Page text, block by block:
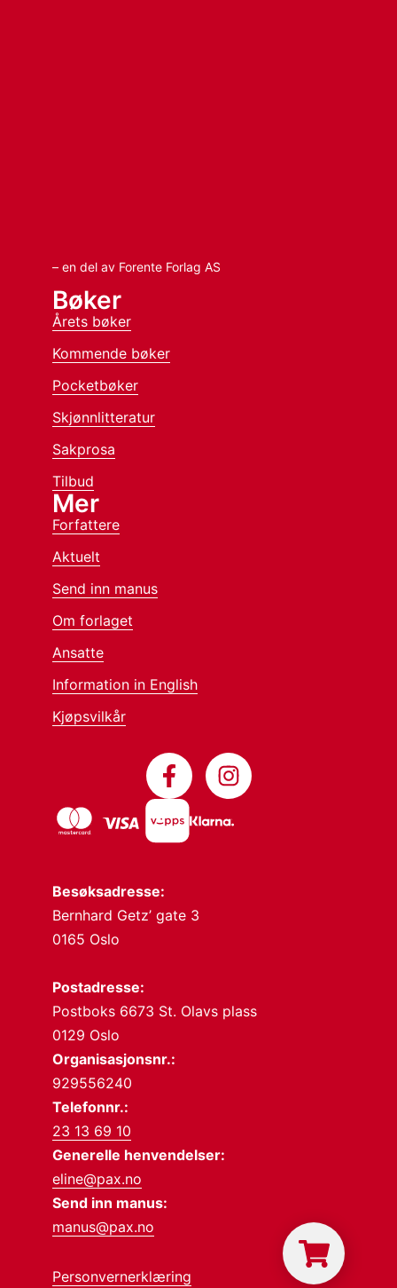
– en del av Forente Forlag AS
Besøksadresse:
Bernhard Getz’ gate 3
0165 Oslo
Postadresse:
Postboks 6673 St. Olavs plass
0129 Oslo
Organisasjonsnr.:
929556240
Telefonnr.:
23 13 69 10
Generelle henvendelser:
eline@pax.no
Send inn manus:
manus@pax.no
Personvernerklæring
Bøker
Årets bøker
Kommende bøker
Pocketbøker
Skjønnlitteratur
Sakprosa
Tilbud
Mer
Forfattere
Aktuelt
Send inn manus
Om forlaget
Ansatte
Information in English
Kjøpsvilkår